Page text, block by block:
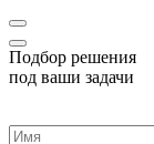
Подбор решения
под ваши задачи